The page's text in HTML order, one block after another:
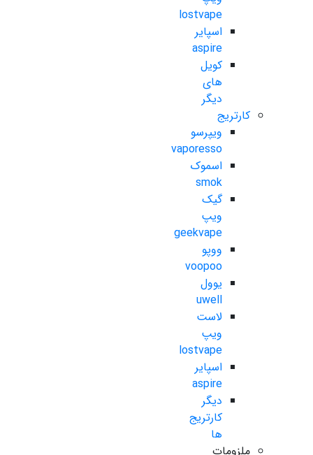
lostvape
اسپایر
aspire
کویل
های
دیگر
کارتریج
ویپرسو
vaporesso
اسموک
smok
گیک
ویپ
geekvape
ووپو
voopoo
یوول
uwell
لاست
ویپ
lostvape
اسپایر
aspire
دیگر
کارتریج
ها
ملزومات